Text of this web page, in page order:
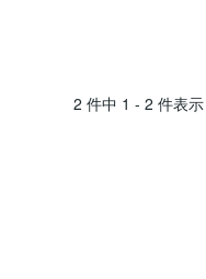
2 件中 1 - 2 件表示